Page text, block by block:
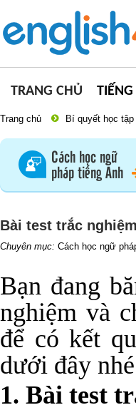
TRANG CHỦ
Trang chủ Bí quyết học tập
Cách học ngữ
pháp tiếng Anh
Bài test trắc
Chuyên mục: Cách học ngữ
Bạn đang
nghiệm và
để có kết
dưới đây
1. Bài test